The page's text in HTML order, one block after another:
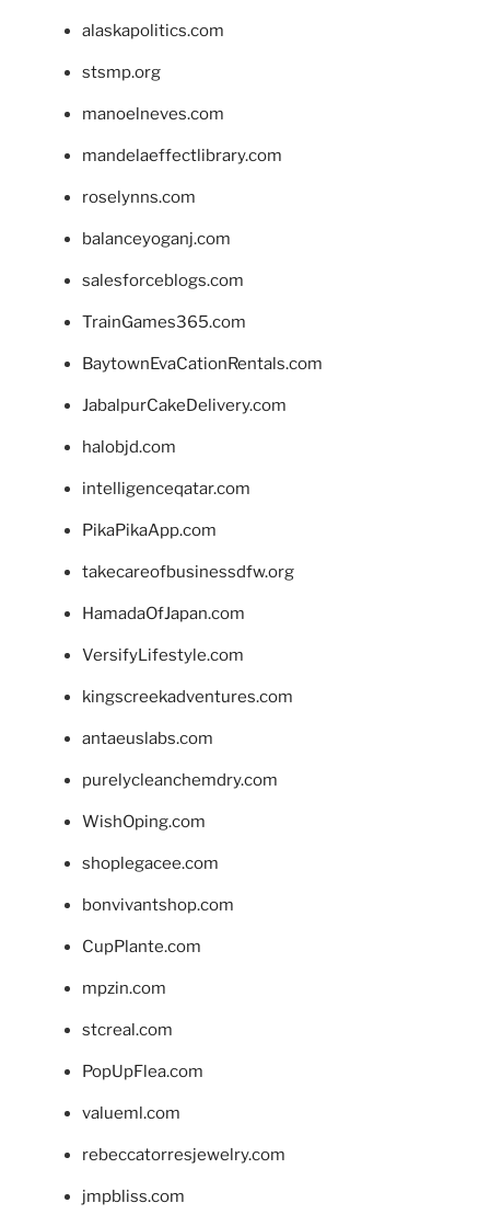
alaskapolitics.com
stsmp.org
manoelneves.com
mandelaeffectlibrary.com
roselynns.com
balanceyoganj.com
salesforceblogs.com
TrainGames365.com
BaytownEvaCationRentals.com
JabalpurCakeDelivery.com
halobjd.com
intelligenceqatar.com
PikaPikaApp.com
takecareofbusinessdfw.org
HamadaOfJapan.com
VersifyLifestyle.com
kingscreekadventures.com
antaeuslabs.com
purelycleanchemdry.com
WishOping.com
shoplegacee.com
bonvivantshop.com
CupPlante.com
mpzin.com
stcreal.com
PopUpFlea.com
valueml.com
rebeccatorresjewelry.com
jmpbliss.com